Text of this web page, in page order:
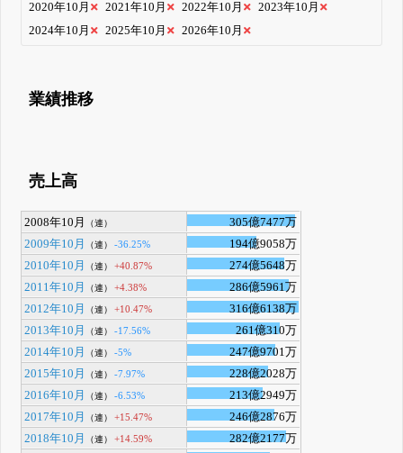
2020年10月
2021年10月 2022年10月
2023年10月
2024年10月
2025年10月 2026年10月
業績推移
売上高
2008年10月 （連）
305億7477万
2009年10月
（連） -36.25%
194億9058万
2010年10月
（連） +40.87%
274億5648万
2011年10月
（連） +4.38%
286億5961万
2012年10月
（連） +10.47%
316億6138万
2013年10月
（連） -17.56%
261億310万
2014年10月
（連） -5%
247億9701万
2015年10月
（連） -7.97%
228億2028万
2016年10月
（連） -6.53%
213億2949万
2017年10月
（連） +15.47%
246億2876万
2018年10月
（連） +14.59%
282億2177万